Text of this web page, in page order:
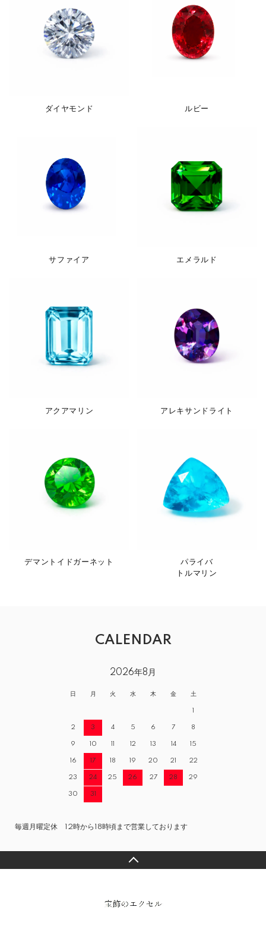
ダイヤモンド ルビー
サファイア エメラルド
アクアマリン アレキサンドライト
デマントイドガーネット
パライバ
トルマリン
CALENDAR
2026年8月
日 月 火 水 木 金 土
1
2 3 4 5 6 7 8
9 10 11 12 13 14 15
16 17 18 19 20 21 22
23 24 25 26 27 28 29
30 31
毎週月曜定休 12時から18時頃まで営業しております